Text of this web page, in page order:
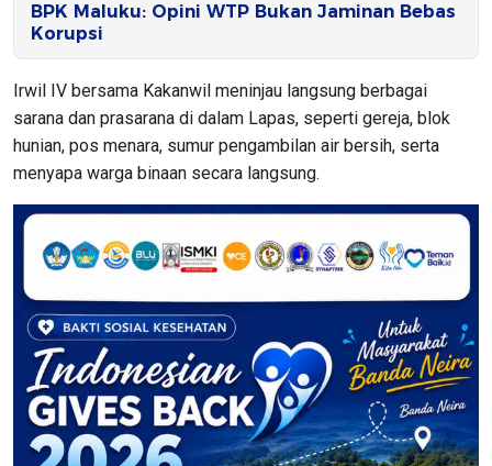
BPK Maluku: Opini WTP Bukan Jaminan Bebas
Korupsi
Irwil IV bersama Kakanwil meninjau langsung berbagai
sarana dan prasarana di dalam Lapas, seperti gereja, blok
hunian, pos menara, sumur pengambilan air bersih, serta
menyapa warga binaan secara langsung.